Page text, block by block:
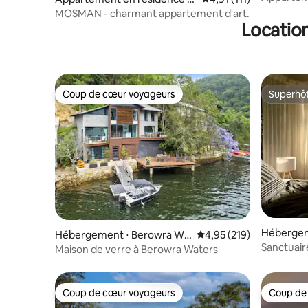
Mosman
MOSMAN - charmant appartement d'art.
Coup de cœur voyageurs
Coup de cœur voyageurs
Hébergement ⋅ Berowra Wa
ters
Évaluation moyenne
4,95 (219)
Maison de verre à Berowra Waters
h
Coup de cœur voyageurs
Coup de cœur voyageurs Coup
Coup